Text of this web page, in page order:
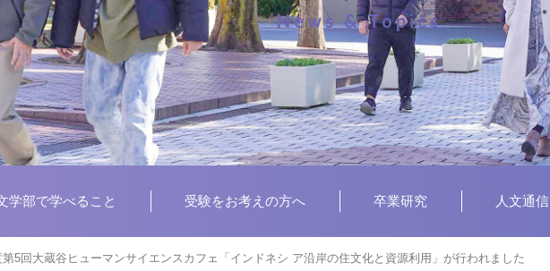
News & Topics
学部で学べること 受験をお考えの方へ 卒業研究 人文通信
5回大蔵谷ヒューマンサイエンスカフェ「インドネシ ア沿岸の住文化と資源利用」が行われました